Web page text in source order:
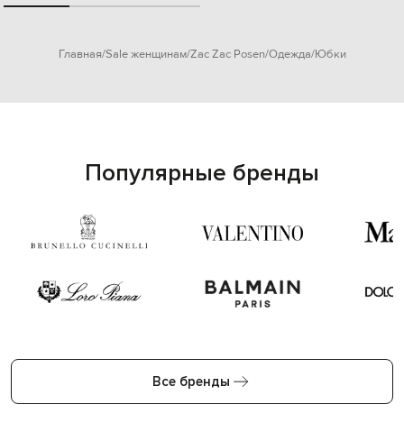
Главная Sale женщинам Zac Zac Posen Одежда Юбки
Популярные бренды
Все бренды